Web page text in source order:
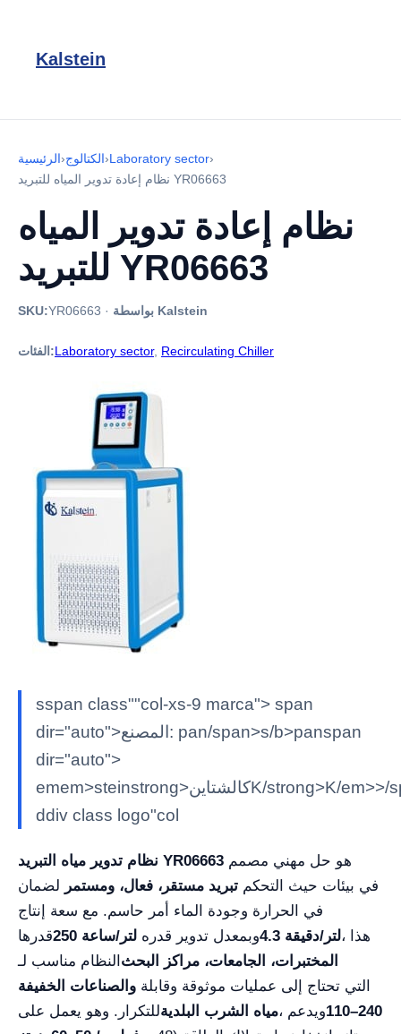
Kalstein
الرئيسية›الكتالوج›Laboratory sector›
نظام إعادة تدوير المياه للتبريد YR06663
نظام إعادة تدوير المياه
للتبريد YR06663
SKU:YR06663 · بواسطة Kalstein
الفئات:Laboratory sector, Recirculating Chiller
sspan class""col-xs-9 marca"> span
dir="auto">المصنع: pan/span>s/b>panspan
dir="auto">
emem>steinstrong>كالشتاينK/strong>K/em>>/span>>/span>
ddiv class logo"col
نظام تدوير مياه التبريد YR06663
لضمان تبريد مستقر، فعال، ومستمر
في الحرارة وجودة الماء أمر حاسم. مع سعة إنتاج
قدرها
250 لتر/ساعة وبمعدل تدوير قدره 4.3 لتر/دقيقة، هذا
النظام مناسب لـ المختبرات، الجامعات، مراكز البحث
والصناعات الخفيفة
للتكرار. وهو يعمل علىمياه الشرب البلدية ، ويدعم110–240